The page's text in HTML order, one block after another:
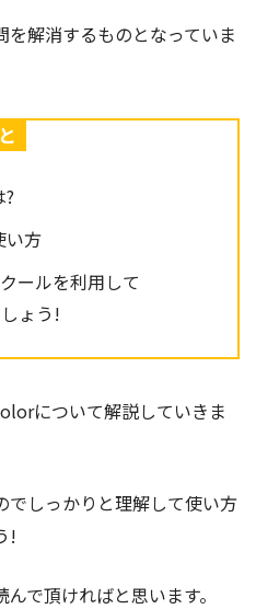
を解消するものとなっていま
方
ールを利用して
ょう!
について解説していきま
でしっかりと理解して使い方
!
で頂ければと思います。